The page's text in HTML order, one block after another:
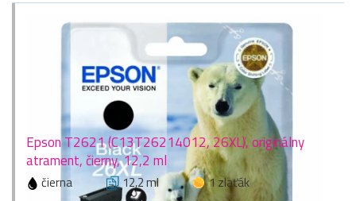
Epson T2621 (C13T26214012, 26XL), originálny
atrament, čierny, 12,2 ml
čierna 12,2 ml
1 zlaťák